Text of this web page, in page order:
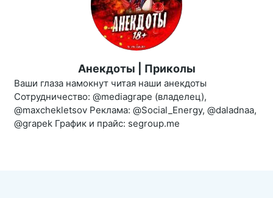
Анекдоты | Приколы
Ваши глаза намокнут читая наши анекдоты
Сотрудничество: @mediagrape (владелец),
@maxchekletsov Реклама: @Social_Energy, @daladnaa,
@grapek График и прайс: segroup.me